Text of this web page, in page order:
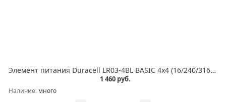
Элемент питания Duracell LR03-4BL BASIC 4х4 (16/240/31680)5009140/5008102 (блист.16шт) Duracell Б0046869
1 460 руб.
Наличие: много